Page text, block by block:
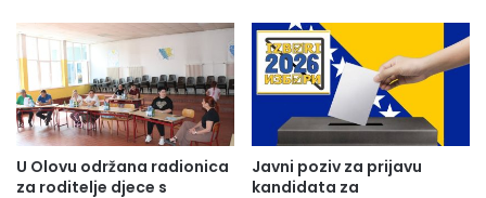
U Olovu održana radionica
za roditelje djece s
Javni poziv za prijavu
kandidata za